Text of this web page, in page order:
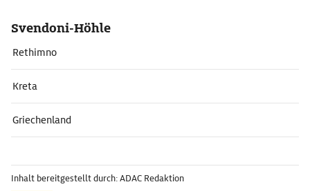
Svendoni-Höhle
Rethimno
Kreta
Griechenland
Inhalt bereitgestellt durch: ADAC Redaktion